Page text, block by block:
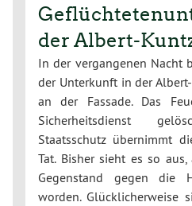
der Albert-
In der vergangenen Nacht
der Unterkunft in der
an der Fassade. Das
Sicherheitsdienst
Staatsschutz übernimmt
Tat. Bisher sieht es so
Gegenstand gegen die
worden. Glücklicherweise